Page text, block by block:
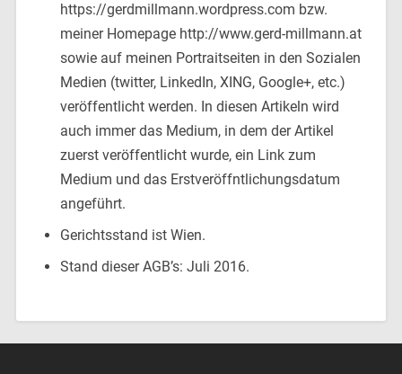
https://gerdmillmann.wordpress.com bzw.
meiner Homepage http://www.gerd-millmann.at
sowie auf meinen Portraitseiten in den Sozialen
Medien (twitter, LinkedIn, XING, Google+, etc.)
veröffentlicht werden. In diesen Artikeln wird
auch immer das Medium, in dem der Artikel
zuerst veröffentlicht wurde, ein Link zum
Medium und das Erstveröffntlichungsdatum
angeführt.
Gerichtsstand ist Wien.
Stand dieser AGB’s: Juli 2016.